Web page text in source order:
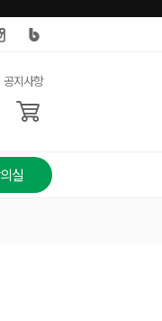
공지사항
실